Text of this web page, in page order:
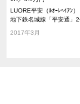
LUORE平安（ﾙｵｰﾚﾍｲｱﾝ）
地下鉄名城線「平安通」
2017年3月